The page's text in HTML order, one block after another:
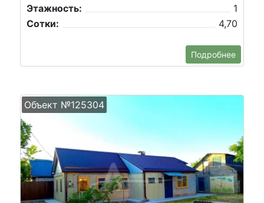
Этажность:
1
Сотки:
4,70
Подробнее
Объект №125304